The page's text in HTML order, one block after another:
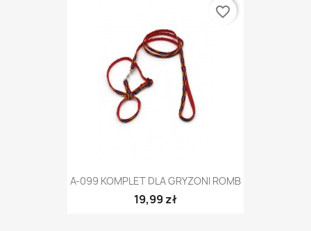
A-099 KOMPLET DLA GRYZONI ROMB
19,99 zł
favorite_border